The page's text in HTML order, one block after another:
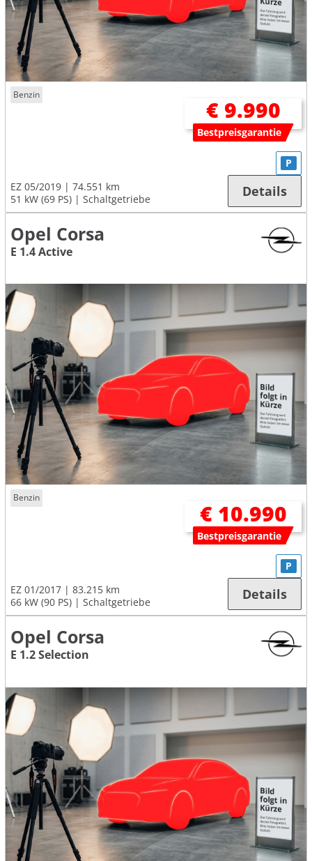
Benzin
€ 9.990
Bestpreisgarantie
EZ 05/2019
74.551 km
51 kW (69 PS)
Schaltgetriebe
P
Details
Opel Corsa
E 1.4 Active
Benzin
€ 10.990
Bestpreisgarantie
EZ 01/2017
83.215 km
66 kW (90 PS)
Schaltgetriebe
P
Details
Opel Corsa
E 1.2 Selection